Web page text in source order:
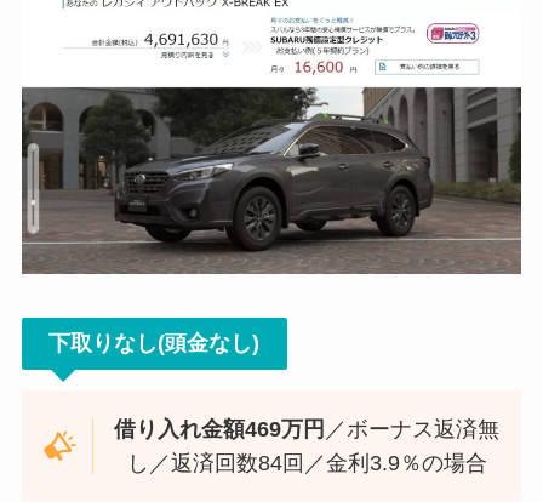
下取りなし(頭金なし)
借り入れ金額469万円 ／ボーナス返済無
し／返済回数84回／金利3.9％の場合